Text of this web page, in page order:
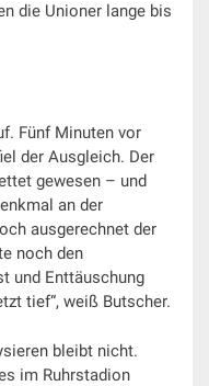
die Unioner lange bis
Fünf Minuten vor
der Ausgleich. Der
gewesen – und
an der
ausgerechnet der
noch den
und Enttäuschung
tief“, weiß Butscher.
bleibt nicht.
im Ruhrstadion